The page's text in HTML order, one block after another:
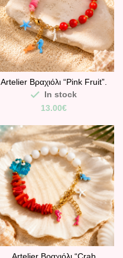
Artelier Βραχιόλι “Pink Fruit”.
In stock
13.00€